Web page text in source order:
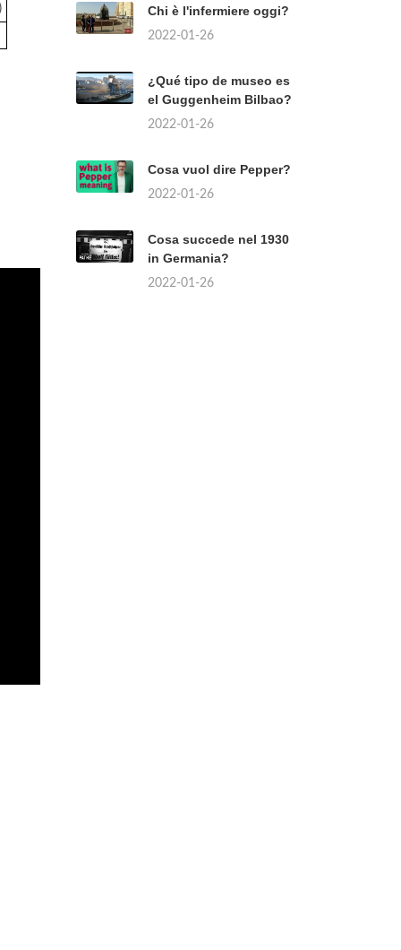
Chi è l'infermiere oggi?
2022-01-26
¿Qué tipo de museo es
el Guggenheim Bilbao?
2022-01-26
Cosa vuol dire Pepper?
2022-01-26
Cosa succede nel 1930
in Germania?
2022-01-26